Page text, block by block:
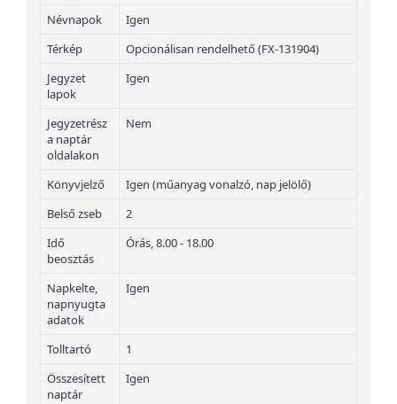
Névnapok
Igen
Térkép
Opcionálisan rendelhető (FX-131904)
Jegyzet
lapok
Igen
Jegyzetrész
a naptár
oldalakon
Nem
Könyvjelző
Igen (műanyag vonalzó, nap jelölő)
Belső zseb
2
Idő
beosztás
Órás, 8.00 - 18.00
Napkelte,
napnyugta
adatok
Igen
Tolltartó
1
Összesített
naptár
Igen